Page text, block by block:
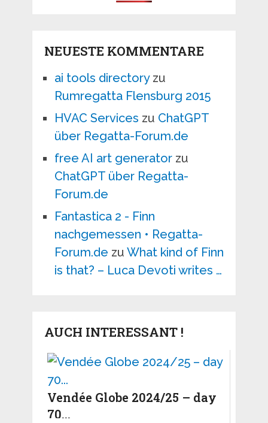
NEUESTE KOMMENTARE
ai tools directoryzu
Rumregatta Flensburg 2015
HVAC Services zu ChatGPT
über Regatta-Forum.de
free AI art generatorzu
ChatGPT über Regatta-
Forum.de
Fantastica 2 - Finn
nachgemessen • Regatta-
Forum.de zu What kind of Finn
is that? – Luca Devoti writes …
AUCH INTERESSANT !
Vendée Globe 2024/25 – day
70...